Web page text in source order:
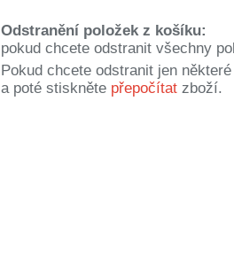
Odstranění položek z košíku:
pokud chcete odstranit všechny
Pokud chcete odstranit jen
a poté stiskněte přepočítat zboží.